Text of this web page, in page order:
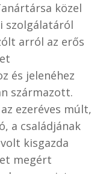
közel
szolgálatáról
arról az erős
és jelenéhez
származott.
ezeréves múlt,
a családjának
kisgazda
megért